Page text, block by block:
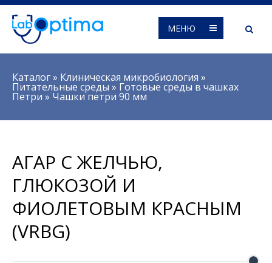
МЕНЮ
Вы здесь
Каталог» Клиническая микробиология »
Питательные среды » Готовые среды в чашках
Петри » Чашки петри 90 мм
АГАР С ЖЕЛЧЬЮ,
ГЛЮКОЗОЙ И
ФИОЛЕТОВЫМ КРАСНЫМ
(VRBG)